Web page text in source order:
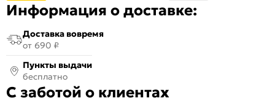
Информация о доставке:
Доставка вовремя
от 690 ₽
Пункты выдачи
бесплатно
С заботой о клиентах